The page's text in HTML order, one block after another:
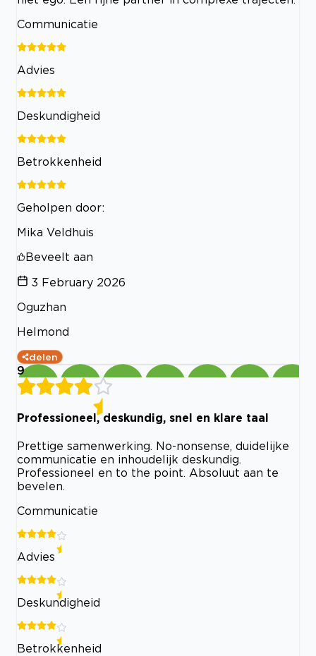
Communicatie
Advies
Deskundigheid
Betrokkenheid
Geholpen door:
Mika Veldhuis
Beveelt aan
3 February 2026
Oguzhan
Helmond
delen
9
Professioneel, deskundig, snel en klare taal
Prettige samenwerking. No-nonsense, duidelijke
communicatie en inhoudelijk deskundig.
Professioneel en to the point. Absoluut aan te
bevelen.
Communicatie
Advies
Deskundigheid
Betrokkenheid